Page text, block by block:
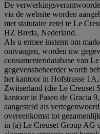
De
via de website worden
met statutaire zetel te Le
HZ Breda, Nederland.
Als u ermee instemt om
ontvangen, worden uw
consumentendatabase van
gegevensbeheerder wordt
het kantoor in Hofstrasse
Zwitserland (die Le Creuset
kantoor in Paseo de Gracia
aangesteld als
overeenkomst tot
in (a) Le Creuset Group AG